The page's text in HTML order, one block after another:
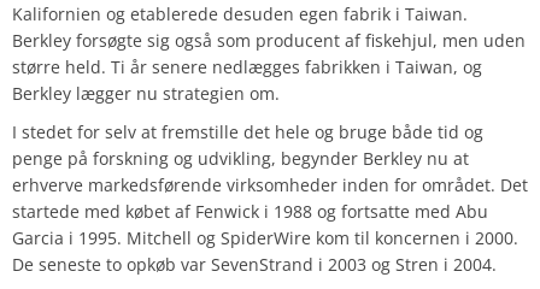
Kalifornien og etablerede desuden egen fabrik i Taiwan.
Berkley forsøgte sig også som producent af fiskehjul, men uden
større held. Ti år senere nedlægges fabrikken i Taiwan, og
Berkley lægger nu strategien om.
I stedet for selv at fremstille det hele og bruge både tid og
penge på forskning og udvikling, begynder Berkley nu at
erhverve markedsførende virksomheder inden for området. Det
startede med købet af Fenwick i 1988 og fortsatte med Abu
Garcia i 1995. Mitchell og SpiderWire kom til koncernen i 2000.
De seneste to opkøb var SevenStrand i 2003 og Stren i 2004.